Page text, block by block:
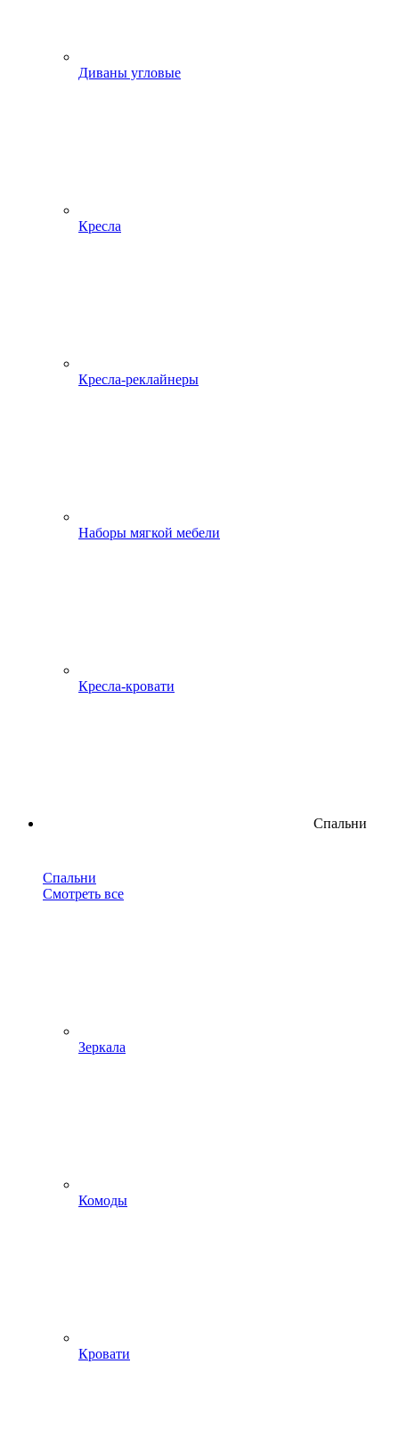
Диваны угловые
Кресла
Кресла-реклайнеры
Наборы мягкой мебели
Кресла-кровати
Спальни
Спальни
Смотреть все
Зеркала
Комоды
Кровати